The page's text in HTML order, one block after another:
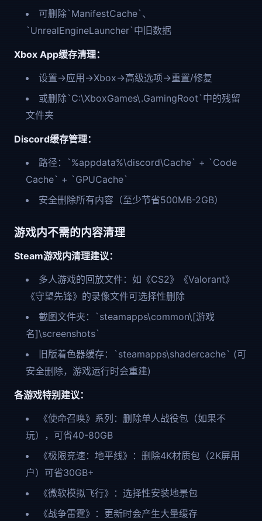
可删除`ManifestCache`、
`UnrealEngineLauncher`中旧数据
Xbox App缓存清理：
设置→应用→Xbox→高级选项→重置/修复
或删除`C:\XboxGames\.GamingRoot`中的残留
文件夹
Discord缓存管理：
路径：`%appdata%\discord\Cache` + `Code
Cache` + `GPUCache`
安全删除所有内容（至少节省500MB-2GB）
游戏内不需的内容清理
Steam游戏内清理建议：
多人游戏的回放文件：如《CS2》《Valorant》
《守望先锋》的录像文件可选择性删除
截图文件夹：`steamapps\common\[游戏
名]\screenshots`
旧版着色器缓存：`steamapps\shadercache` (可
安全删除，游戏运行时会重建)
各游戏特别建议：
《使命召唤》系列：删除单人战役包（如果不
玩），可省40-80GB
《极限竞速：地平线》：删除4K材质包（2K屏用
户）可省30GB+
《微软模拟飞行》：选择性安装地景包
《战争雷霆》：更新时会产生大量缓存